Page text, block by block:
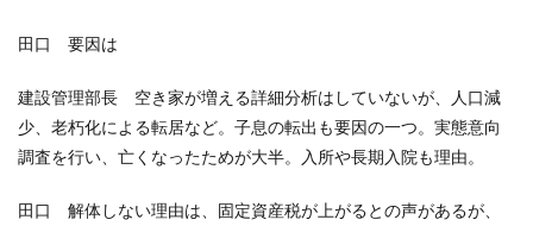
田口 要因は
建設管理部長 空き家が増える詳細分析はしていないが、人口減
少、老朽化による転居など。子息の転出も要因の一つ。実態意向
調査を行い、亡くなったためが大半。入所や長期入院も理由。
田口 解体しない理由は、固定資産税が上がるとの声があるが、